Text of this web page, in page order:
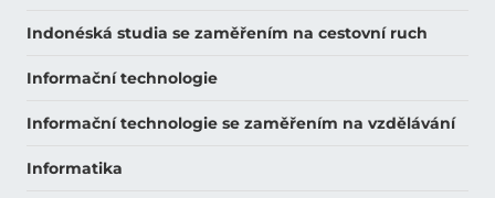
Indonéská studia se zaměřením na cestovní ruch
Informační technologie
Informační technologie se zaměřením na vzdělávání
Informatika